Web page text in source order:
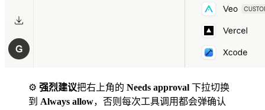
⚙️ 强烈建议把右上角的 Needs approval 下拉切换
到 Always allow，否则每次工具调用都会弹确认